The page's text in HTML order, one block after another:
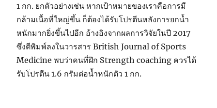
1 กก. ยกตัวอย่างเช่น หากเป้าหมายของเราคือการมี
กล้ามเนื้อที่ใหญ่ขึ้น ก็ต้องได้รับโปรตีนหลังการยกน้ำ
หนักมากยิ่งขึ้นไปอีก อ้างอิงจากผลการวิจัยในปี 2017
ซึ่งตีพิมพ์ลงในวารสาร British Journal of Sports
Medicine พบว่าคนที่ฝึก Strength coaching ควรได้
รับโปรตีน 1.6 กรัมต่อน้ำหนักตัว 1 กก.